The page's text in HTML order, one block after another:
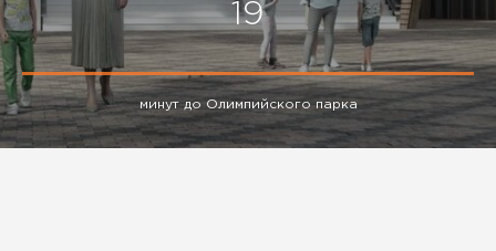
19
минут до Олимпийского парка